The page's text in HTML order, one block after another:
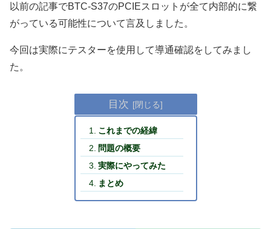
以前の記事でBTC-S37のPCIEスロットが全て内部的に繋
がっている可能性について言及しました。
今回は実際にテスターを使用して導通確認をしてみまし
た。
目次
これまでの経緯
問題の概要
実際にやってみた
まとめ